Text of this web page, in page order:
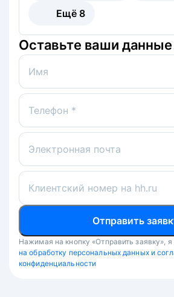
Ещё 8
Оставьте ваши данные
Имя
Телефон *
Электронная почта
Клиентский номер на hh.ru
Отправить
Нажимая на кнопку «Отправить заявку»,
на обработку персональных данных и
конфиденциальности